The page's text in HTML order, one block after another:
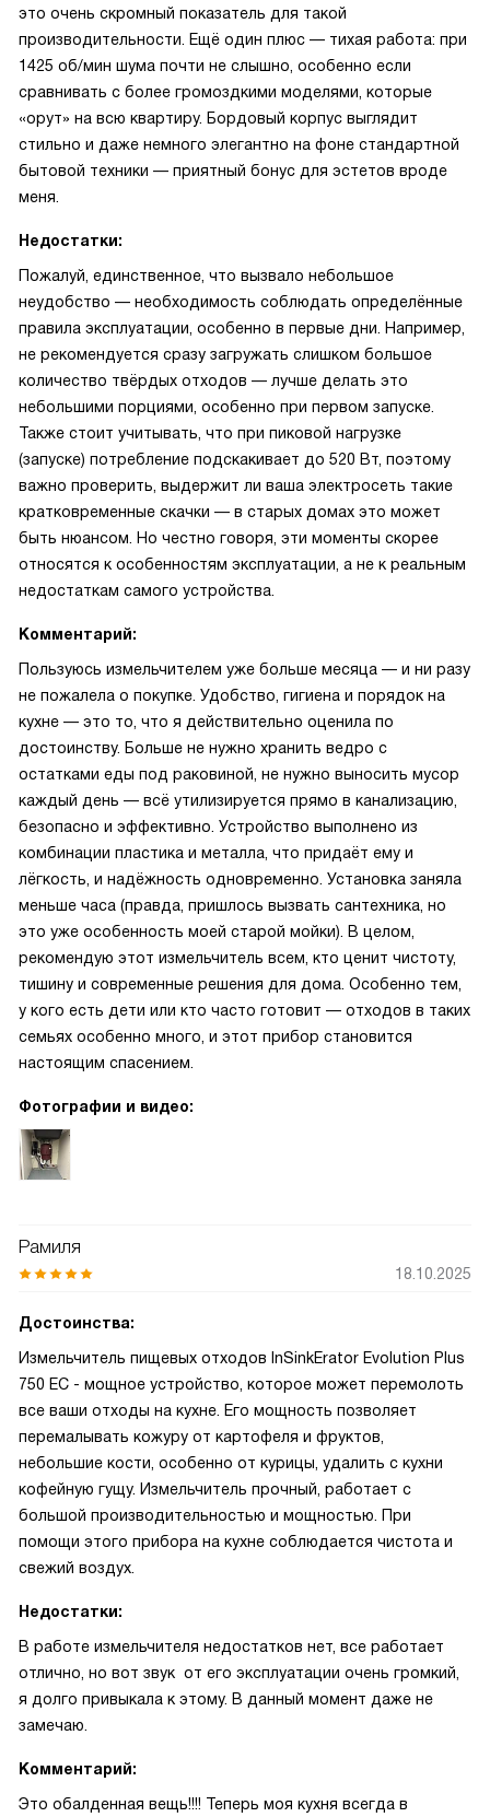
это очень скромный показатель для такой
производительности. Ещё один плюс — тихая работа: при
1425 об/мин шума почти не слышно, особенно если
сравнивать с более громоздкими моделями, которые
«орут» на всю квартиру. Бордовый корпус выглядит
стильно и даже немного элегантно на фоне стандартной
бытовой техники — приятный бонус для эстетов вроде
меня.
Недостатки:
Пожалуй, единственное, что вызвало небольшое
неудобство — необходимость соблюдать определённые
правила эксплуатации, особенно в первые дни. Например,
не рекомендуется сразу загружать слишком большое
количество твёрдых отходов — лучше делать это
небольшими порциями, особенно при первом запуске.
Также стоит учитывать, что при пиковой нагрузке
(запуске) потребление подскакивает до 520 Вт, поэтому
важно проверить, выдержит ли ваша электросеть такие
кратковременные скачки — в старых домах это может
быть нюансом. Но честно говоря, эти моменты скорее
относятся к особенностям эксплуатации, а не к реальным
недостаткам самого устройства.
Комментарий:
Пользуюсь измельчителем уже больше месяца — и ни разу
не пожалела о покупке. Удобство, гигиена и порядок на
кухне — это то, что я действительно оценила по
достоинству. Больше не нужно хранить ведро с
остатками еды под раковиной, не нужно выносить мусор
каждый день — всё утилизируется прямо в канализацию,
безопасно и эффективно. Устройство выполнено из
комбинации пластика и металла, что придаёт ему и
лёгкость, и надёжность одновременно. Установка заняла
меньше часа (правда, пришлось вызвать сантехника, но
это уже особенность моей старой мойки). В целом,
рекомендую этот измельчитель всем, кто ценит чистоту,
тишину и современные решения для дома. Особенно тем,
у кого есть дети или кто часто готовит — отходов в таких
семьях особенно много, и этот прибор становится
настоящим спасением.
Фотографии и видео:
Рамиля
18.10.2025
Достоинства:
Измельчитель пищевых отходов InSinkErator Evolution Plus
750 EC - мощное устройство, которое может перемолоть
все ваши отходы на кухне. Его мощность позволяет
перемалывать кожуру от картофеля и фруктов,
небольшие кости, особенно от курицы, удалить с кухни
кофейную гущу. Измельчитель прочный, работает с
большой производительностью и мощностью. При
помощи этого прибора на кухне соблюдается чистота и
свежий воздух.
Недостатки:
В работе измельчителя недостатков нет, все работает
отлично, но вот звук от его эксплуатации очень громкий,
я долго привыкала к этому. В данный момент даже не
замечаю.
Комментарий:
Это обалденная вещь!!!! Теперь моя кухня всегда в